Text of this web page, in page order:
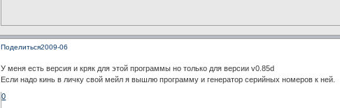
Поделиться2009-06
У меня есть версия и кряк для этой программы но только для версии v0.85d
Если надо кинь в личку свой мейл я вышлю программу и генератор серийных номеров к ней.
0